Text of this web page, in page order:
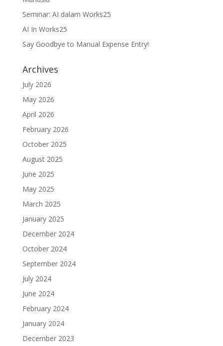
Seminar: AI dalam Works25
AI In Works25
Say Goodbye to Manual Expense Entry!
Archives
July 2026
May 2026
April 2026
February 2026
October 2025
August 2025
June 2025
May 2025
March 2025
January 2025
December 2024
October 2024
September 2024
July 2024
June 2024
February 2024
January 2024
December 2023